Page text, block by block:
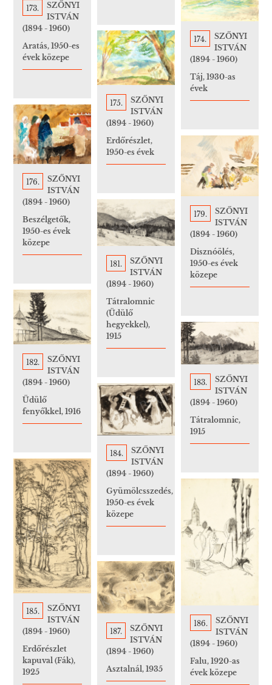
173.
SZŐNYI
ISTVÁN
(1894 - 1960)
Aratás, 1950-es
évek közepe
174.
SZŐNYI
ISTVÁN
(1894 - 1960)
Táj, 1930-as
évek
175.
SZŐNYI
ISTVÁN
(1894 - 1960)
Erdőrészlet,
1950-es évek
176.
SZŐNYI
ISTVÁN
(1894 - 1960)
Beszélgetők,
1950-es évek
közepe
179.
SZŐNYI
ISTVÁN
(1894 - 1960)
Disznóölés,
1950-es évek
közepe
181.
SZŐNYI
ISTVÁN
(1894 - 1960)
Tátralomnic
(Üdülő
hegyekkel),
1915
182.
SZŐNYI
ISTVÁN
(1894 - 1960)
Üdülő
fenyőkkel, 1916
183.
SZŐNYI
ISTVÁN
(1894 - 1960)
Tátralomnic,
1915
184.
SZŐNYI
ISTVÁN
(1894 - 1960)
Gyümölcsszedés,
1950-es évek
közepe
185.
SZŐNYI
ISTVÁN
(1894 - 1960)
Erdőrészlet
kapuval (Fák),
1925
186.
SZŐNYI
ISTVÁN
(1894 - 1960)
Falu, 1920-as
évek közepe
187.
SZŐNYI
ISTVÁN
(1894 - 1960)
Asztalnál, 1935